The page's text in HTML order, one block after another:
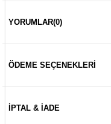
YORUMLAR(0)
ÖDEME SEÇENEKLERI
İPTAL & İADE